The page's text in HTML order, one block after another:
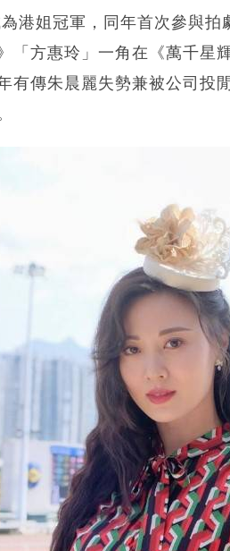
港姐冠軍，同年首次參與
「方惠玲」一角在《萬千星
有傳朱晨麗失勢兼被公司投